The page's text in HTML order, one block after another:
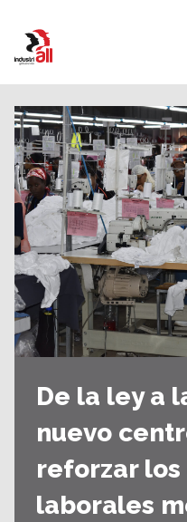
main
De la ley a
nuevo
reforzar
laborales